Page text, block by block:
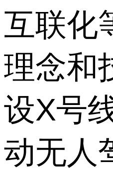
互联化
理念和
设X号
动无人